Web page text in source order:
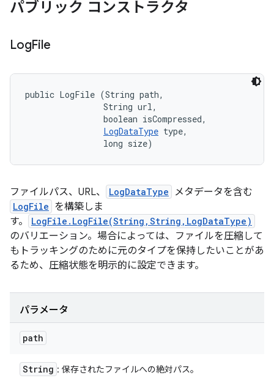
パブリック コンストラクタ
LogFile
public LogFile (String path,
                String url,
                boolean isCompressed,
LogDataType type,
                long size)
ファイルパス、URL、 LogDataType メタデータを含む
LogFile を構築しま
す。
LogFile.LogFile(String,String,LogDataType)
のバリエーション。場合によっては、ファイルを圧縮して
もトラッキングのために元のタイプを保持したいことがあ
るため、圧縮状態を明示的に設定できます。
パラメータ
path
String : 保存されたファイルへの絶対パス。